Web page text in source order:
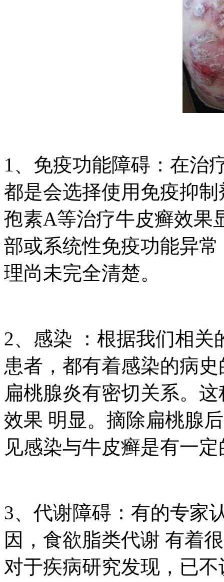
1、免疫功能障碍：在治
都是会选择使用免疫抑
孢素A等治疗牛皮癣效果
部或系统性免疫功能异
理尚未完全清楚。
2、感染 ：根据我们相
患者，都有着感染的病
扁桃腺炎有密切关系。
效果 明显。摘除扁桃腺
见感染与牛皮癣是有一
3、代谢障碍：有的专家
因，食欲脂类代谢 有着
对于疾病研究发现，已